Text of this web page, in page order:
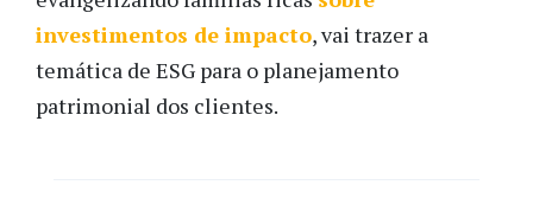
investimentos de impacto, vai trazer a
temática de ESG para o planejamento
patrimonial dos clientes.